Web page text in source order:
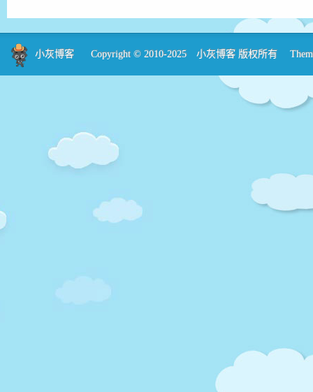
小灰博客 Copyright © 2010-2025小灰博客 版权所有